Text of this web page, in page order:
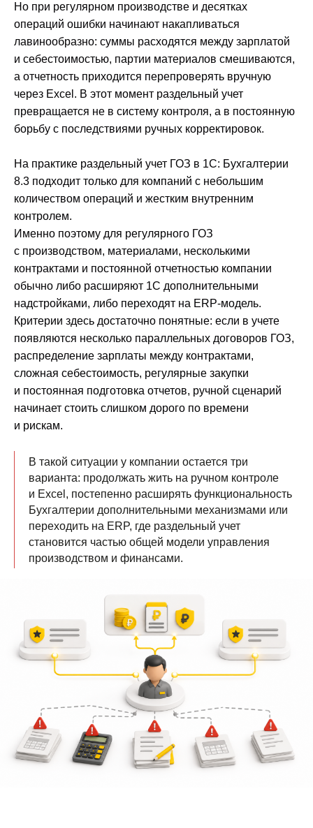
Но при регулярном производстве и десятках
операций ошибки начинают накапливаться
лавинообразно: суммы расходятся между зарплатой
и себестоимостью, партии материалов смешиваются,
а отчетность приходится перепроверять вручную
через Excel. В этот момент раздельный учет
превращается не в систему контроля, а в постоянную
борьбу с последствиями ручных корректировок.
На практике раздельный учет ГОЗ в 1С: Бухгалтерии
8.3 подходит только для компаний с небольшим
количеством операций и жестким внутренним
контролем.
Именно поэтому для регулярного ГОЗ
с производством, материалами, несколькими
контрактами и постоянной отчетностью компании
обычно либо расширяют 1С дополнительными
надстройками, либо переходят на ERP-модель.
Критерии здесь достаточно понятные: если в учете
появляются несколько параллельных договоров ГОЗ,
распределение зарплаты между контрактами,
сложная себестоимость, регулярные закупки
и постоянная подготовка отчетов, ручной сценарий
начинает стоить слишком дорого по времени
и рискам.
В такой ситуации у компании остается три
варианта: продолжать жить на ручном контроле
и Excel, постепенно расширять функциональность
Бухгалтерии дополнительными механизмами или
переходить на ERP, где раздельный учет
становится частью общей модели управления
производством и финансами.